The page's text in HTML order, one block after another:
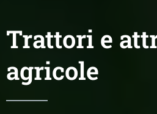
Trattori e
agricole